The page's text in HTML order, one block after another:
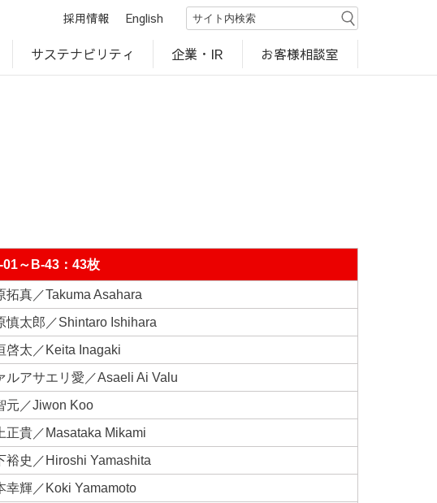
採用情報 English
サステナビリティ 企業・IR お客様相談室
～B-43：43枚
拓真／Takuma Asahara
慎太郎／Shintaro Ishihara
啓太／Keita Inagaki
ルアサエリ愛／Asaeli Ai Valu
元／Jiwon Koo
正貴／Masataka Mikami
裕史／Hiroshi Yamashita
幸輝／Koki Yamamoto